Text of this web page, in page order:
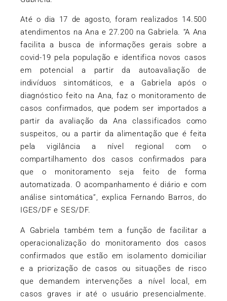
Até o dia 17 de agosto, foram realizados 14.500
atendimentos na Ana e 27.200 na Gabriela. “A Ana
facilita a busca de informações gerais sobre a
covid-19 pela população e identifica novos casos
em potencial a partir da autoavaliação de
indivíduos sintomáticos, e a Gabriela após o
diagnóstico feito na Ana, faz o monitoramento de
casos confirmados, que podem ser importados a
partir da avaliação da Ana classificados como
suspeitos, ou a partir da alimentação que é feita
pela vigilância a nível regional com o
compartilhamento dos casos confirmados para
que o monitoramento seja feito de forma
automatizada. O acompanhamento é diário e com
análise sintomática”, explica Fernando Barros, do
IGES/DF e SES/DF.
A Gabriela também tem a função de facilitar a
operacionalização do monitoramento dos casos
confirmados que estão em isolamento domiciliar
e a priorização de casos ou situações de risco
que demandem intervenções a nível local, em
casos graves ir até o usuário presencialmente.